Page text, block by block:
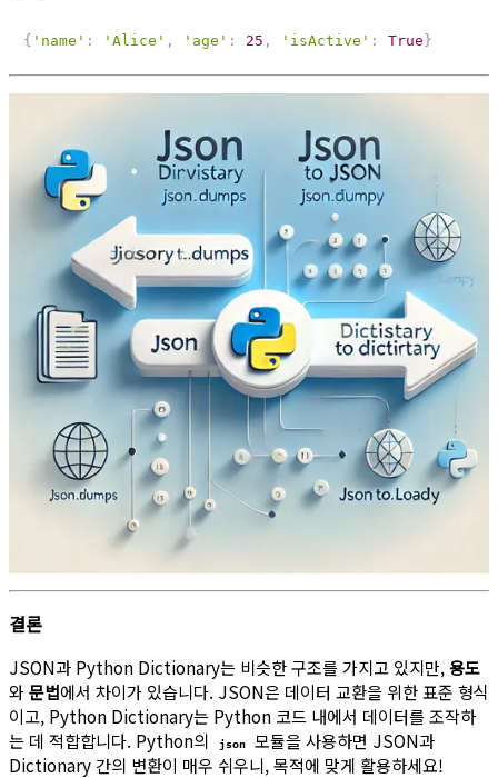
{ 'name' : 'Alice' , 'age' : 25 , 'isActive' : True }
결론
JSON과 Python Dictionary는 비슷한 구조를 가지고 있지만,용도
와문법에서 차이가 있습니다. JSON은 데이터 교환을 위한 표준 형식
이고, Python Dictionary는 Python 코드 내에서 데이터를 조작하
는 데 적합합니다. Python의
json
모듈을 사용하면 JSON과
Dictionary 간의 변환이 매우 쉬우니, 목적에 맞게 활용하세요!